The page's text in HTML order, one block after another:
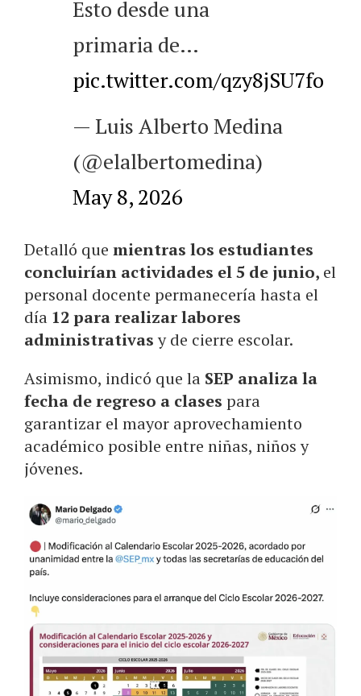
Esto desde una
primaria de…
pic.twitter.com/qzy8jSU7fo
— Luis Alberto Medina
(@elalbertomedina)
May 8, 2026
Detalló que mientras los estudiantes
concluirían actividades el 5 de junio, el
personal docente permanecería hasta el
día 12 para realizar labores
administrativasy de cierre escolar.
Asimismo, indicó que la SEP analiza la
fecha de regreso a clases para
garantizar el mayor aprovechamiento
académico posible entre niñas, niños y
jóvenes.